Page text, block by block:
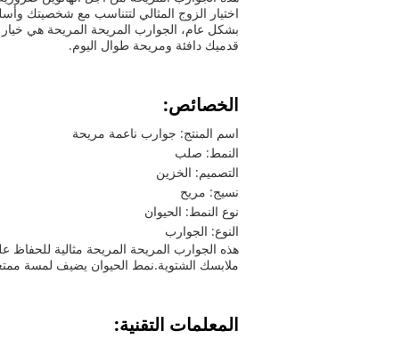
اختيار الزوج المثالي لتتناسب مع شخصيتك
بشكل عام، الجوارب المريحة المريحة هي
قدميك دافئة ومريحة طوال اليوم.
الخصائص:
اسم المنتج: جوارب ناعمة مريحة
النمط: صلب
التصميم: الخزين
نسيج: مريح
نوع النمط: الحيوان
النوع: الجوارب
هذه الجوارب المريحة المريحة مثالية
ملابسك الشتوية.نمط الحيوان يضيف لمسة
المعلمات التقنية: